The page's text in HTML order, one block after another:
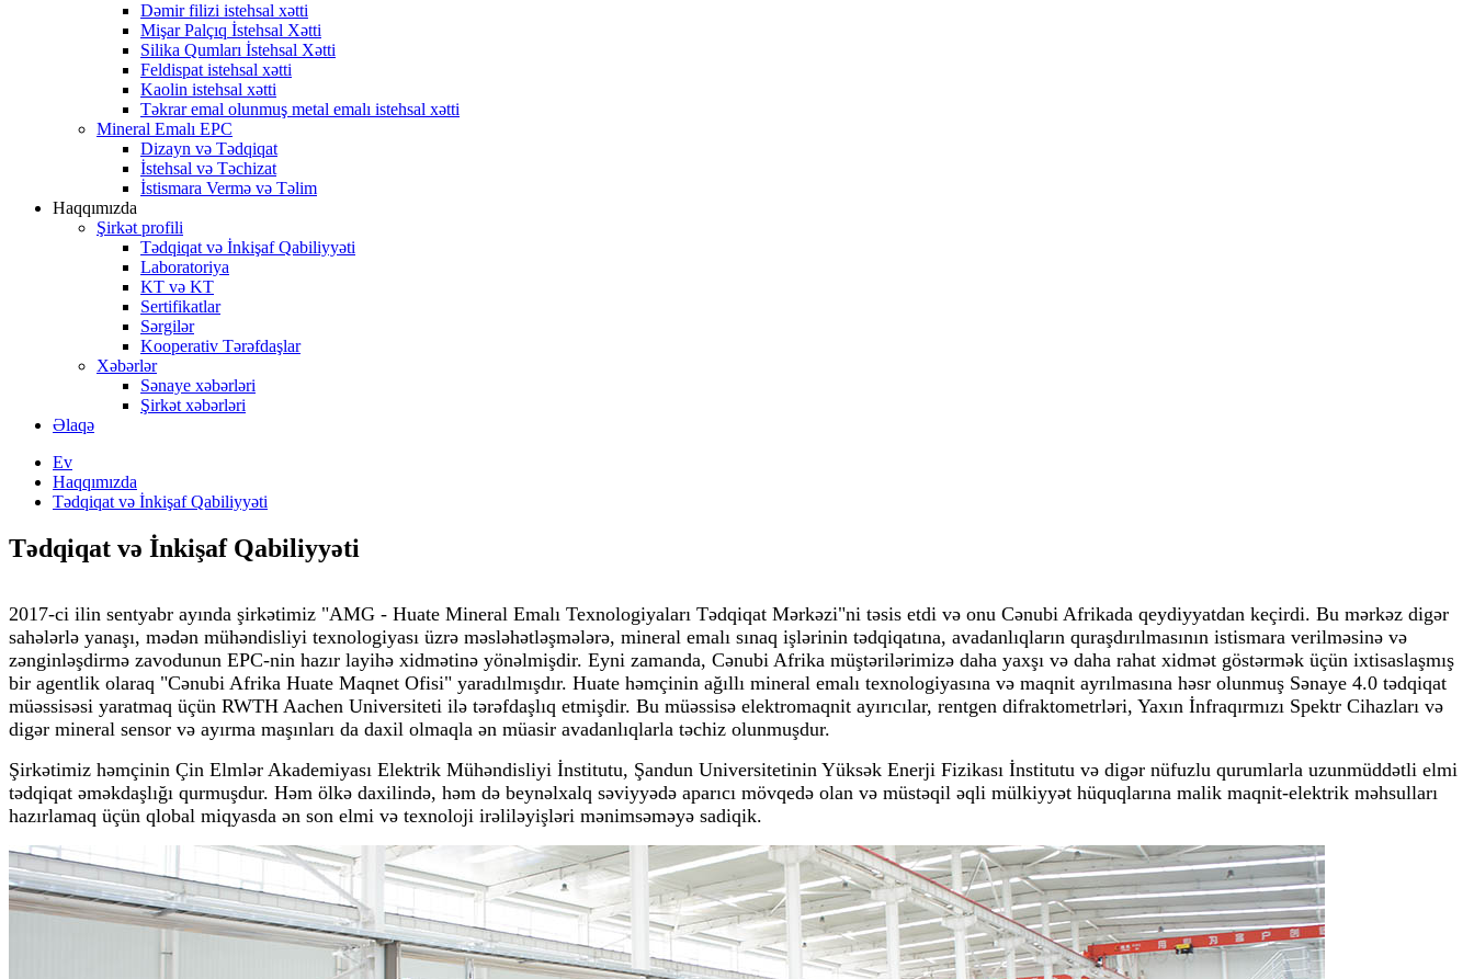
Dəmir filizi istehsal xətti
Mişar Palçıq İstehsal Xətti
Silika Qumları İstehsal Xətti
Feldispat istehsal xətti
Kaolin istehsal xətti
Təkrar emal olunmuş metal emalı istehsal xətti
Mineral Emalı EPC
Dizayn və Tədqiqat
İstehsal və Təchizat
İstismara Vermə və Təlim
Haqqımızda
Şirkət profili
Tədqiqat və İnkişaf Qabiliyyəti
Laboratoriya
KT və KT
Sertifikatlar
Sərgilər
Kooperativ Tərəfdaşlar
Xəbərlər
Sənaye xəbərləri
Şirkət xəbərləri
Əlaqə
Ev
Haqqımızda
Tədqiqat və İnkişaf Qabiliyyəti
Tədqiqat və İnkişaf Qabiliyyəti
2017-ci ilin sentyabr ayında şirkətimiz "AMG - Huate Mineral Emalı Texnologiyaları Tədqiqat Mərkəzi"ni təsis etdi və onu Cənubi Afrikada qeydiyyatdan keçirdi. Bu mərkəz digər
sahələrlə yanaşı, mədən mühəndisliyi texnologiyası üzrə məsləhətləşmələrə, mineral emalı sınaq işlərinin tədqiqatına, avadanlıqların quraşdırılmasının istismara verilməsinə və
zənginləşdirmə zavodunun EPC-nin hazır layihə xidmətinə yönəlmişdir. Eyni zamanda, Cənubi Afrika müştərilərimizə daha yaxşı və daha rahat xidmət göstərmək üçün ixtisaslaşmış
bir agentlik olaraq "Cənubi Afrika Huate Maqnet Ofisi" yaradılmışdır. Huate həmçinin ağıllı mineral emalı texnologiyasına və maqnit ayrılmasına həsr olunmuş Sənaye 4.0 tədqiqat
müəssisəsi yaratmaq üçün RWTH Aachen Universiteti ilə tərəfdaşlıq etmişdir. Bu müəssisə elektromaqnit ayırıcılar, rentgen difraktometrləri, Yaxın İnfraqırmızı Spektr Cihazları və
digər mineral sensor və ayırma maşınları da daxil olmaqla ən müasir avadanlıqlarla təchiz olunmuşdur.
Şirkətimiz həmçinin Çin Elmlər Akademiyası Elektrik Mühəndisliyi İnstitutu, Şandun Universitetinin Yüksək Enerji Fizikası İnstitutu və digər nüfuzlu qurumlarla uzunmüddətli elmi
tədqiqat əməkdaşlığı qurmuşdur. Həm ölkə daxilində, həm də beynəlxalq səviyyədə aparıcı mövqedə olan və müstəqil əqli mülkiyyət hüquqlarına malik maqnit-elektrik məhsulları
hazırlamaq üçün qlobal miqyasda ən son elmi və texnoloji irəliləyişləri mənimsəməyə sadiqik.